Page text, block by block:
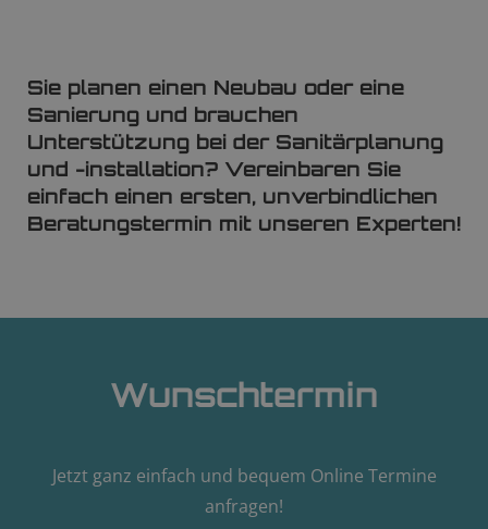
Sie planen einen Neubau oder eine
Sanierung und brauchen
Unterstützung bei der Sanitärplanung
und -installation? Vereinbaren Sie
einfach einen ersten, unverbindlichen
Beratungstermin mit unseren Experten!
Wunschtermin
Jetzt ganz einfach und bequem Online Termine
anfragen!